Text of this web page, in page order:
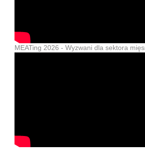
MEATing 2026 - Wyzwani dla sektora